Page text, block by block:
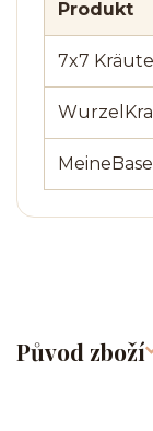
Produkt
7x7
MeineBase
Původ zboží